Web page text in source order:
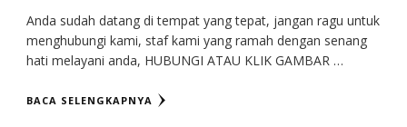
Anda sudah datang di tempat yang tepat, jangan ragu untuk
menghubungi kami, staf kami yang ramah dengan senang
hati melayani anda, HUBUNGI ATAU KLIK GAMBAR …
BACA SELENGKAPNYA